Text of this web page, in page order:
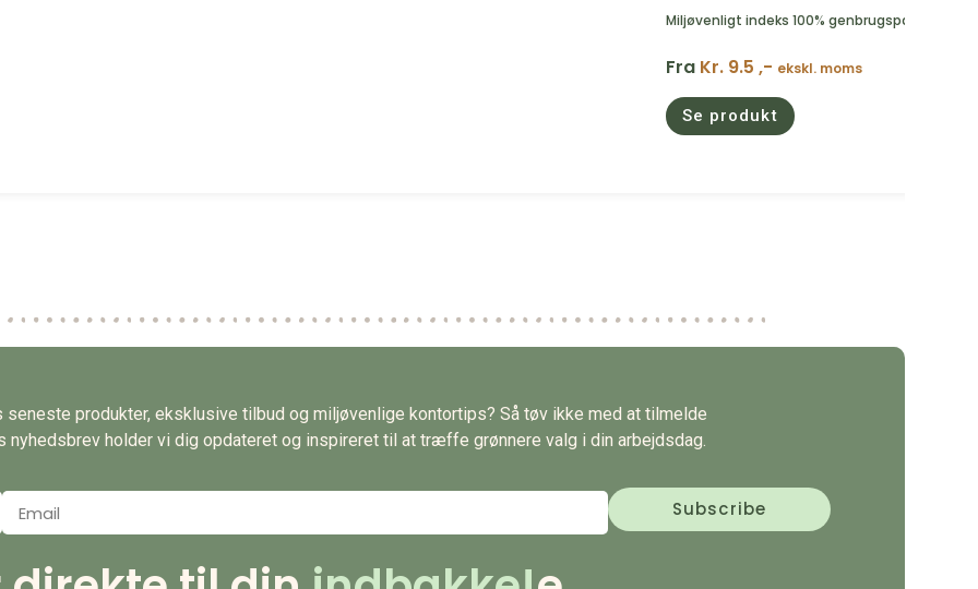
Miljøvenligt indeks 100% genbrugspapir
FraKr. 9.5 ,- ekskl. moms
Se produkt
produkter, eksklusive tilbud og miljøvenlige kontortips? Så tøv ikke med at tilmelde
holder vi dig opdateret og inspireret til at træffe grønnere valg i din arbejdsdag.